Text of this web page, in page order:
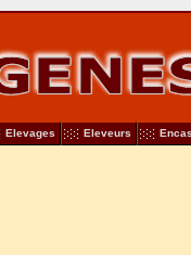
Elevages Eleveurs